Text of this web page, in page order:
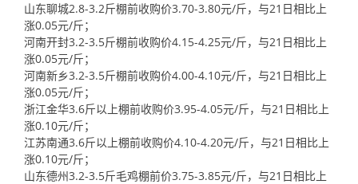
山东聊城2.8-3.2斤棚前收购价3.70-3.80元/斤，与21日相比上
涨0.05元/斤；
河南开封3.2-3.5斤棚前收购价4.15-4.25元/斤，与21日相比上
涨0.05元/斤；
河南新乡3.2-3.5斤棚前收购价4.00-4.10元/斤，与21日相比上
涨0.05元/斤；
浙江金华3.6斤以上棚前收购价3.95-4.05元/斤，与21日相比上
涨0.10元/斤；
江苏南通3.6斤以上棚前收购价4.10-4.20元/斤，与21日相比上
涨0.10元/斤；
山东德州3.2-3.5斤毛鸡棚前价3.75-3.85元/斤，与21日相比上